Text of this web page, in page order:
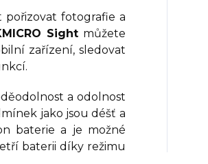
pořizovat fotografie a
Sightmůžete
zařízení, sledovat
a odolnost
jako jsou déšť a
baterie a je možné
baterii díky režimu